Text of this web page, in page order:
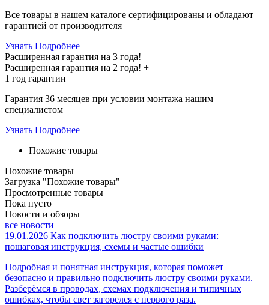
Все товары в нашем каталоге сертифицированы и обладают
гарантией от производителя
Узнать Подробнее
Расширенная гарантия на 3 года!
Расширенная гарантия на 2 года! +
1 год гарантии
Гарантия 36 месяцев при условии монтажа нашим
специалистом
Узнать Подробнее
Похожие товары
Похожие товары
Загрузка "Похожие товары"
Просмотренные товары
Пока пусто
Новости и обзоры
все новости
19.01.2026 Как подключить люстру своими руками:
пошаговая инструкция, схемы и частые ошибки
Подробная и понятная инструкция, которая поможет
безопасно и правильно подключить люстру своими руками.
Разберёмся в проводах, схемах подключения и типичных
ошибках, чтобы свет загорелся с первого раза.